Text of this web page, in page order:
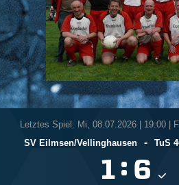
Letztes Spiel: Mi, 08.07.2026| 19:00 |
SV Eilmsen/​Vellinghausen
- TuS
 : 